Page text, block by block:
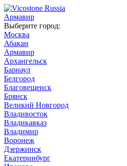
Армавир
Выберите город:
Москва
Абакан
Армавир
Архангельск
Барнаул
Белгород
Благовещенск
Брянск
Великий Новгород
Владивосток
Владикавказ
Владимир
Воронеж
Дзержинск
Екатеринбург